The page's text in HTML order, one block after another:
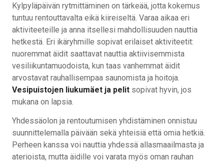
Kylpyläpäivän rytmittäminen on tärkeää, jotta kokemus
tuntuu rentouttavalta eikä kiireiseltä. Varaa aikaa eri
aktiviteeteille ja anna itsellesi mahdollisuuden nauttia
hetkestä. Eri ikäryhmille sopivat erilaiset aktiviteetit:
nuoremmat äidit saattavat nauttia aktiivisemmista
vesiliikuntamuodoista, kun taas vanhemmat äidit
arvostavat rauhallisempaa saunomista ja hoitoja.
Vesipuistojen liukumäet ja pelit sopivat hyvin, jos
mukana on lapsia.
Yhdessäolon ja rentoutumisen yhdistäminen onnistuu
suunnittelemalla päivään sekä yhteisiä että omia hetkiä.
Perheen kanssa voi nauttia yhdessä allasmaailmasta ja
aterioista, mutta äidille voi varata myös oman rauhan